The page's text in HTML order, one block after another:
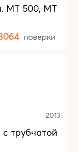
МТ 500, МТ
поверки
2013
трубчатой